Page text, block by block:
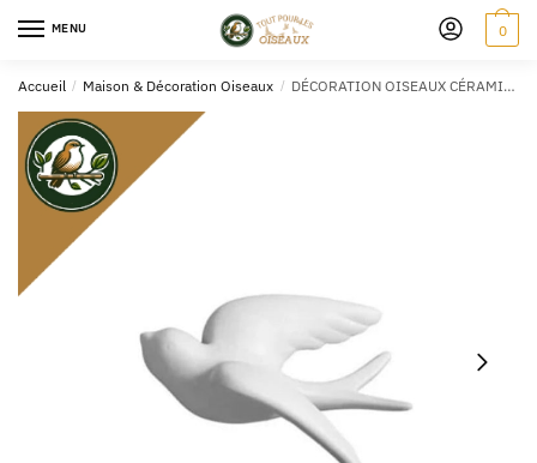
MENU 0
Accueil / Maison & Décoration Oiseaux / DÉCORATION OISEAUX CÉRAMIQUE